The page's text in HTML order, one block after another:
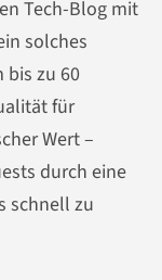
Tech-Blog mit
solches
bis zu 60
für
Wert –
durch eine
schnell zu